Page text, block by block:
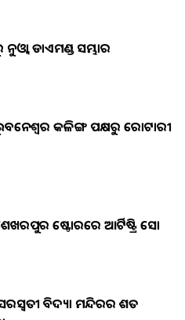
ଡାଏମଣ୍ଡ ସମ୍ଭାର
କଳିଙ୍ଗ ପକ୍ଷରୁ ରୋଟାରୀ
ଷ୍ଟୋରରେ ଆର୍ଟିଷ୍ଟ୍ରି ସୋ
ବିଦ୍ୟା ମନ୍ଦିରର ଶତ